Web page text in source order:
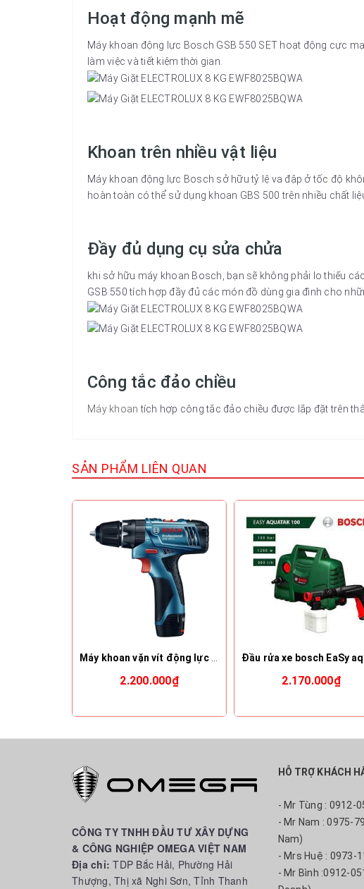
Hoạt động mạnh mẽ
Máy khoan động lực Bosch GSB 550 SET hoạt động cực
làm việc và tiết kiệm thời gian.
Khoan trên nhiều vật liệu
Máy khoan động lực Bosch sở hữu tỷ lệ va đập ở tốc độ
hoàn toàn có thể sử dụng khoan GBS 500 trên nhiều chất
Đầy đủ dụng cụ sửa chửa
khi sở hữu máy khoan Bosch, bạn sẽ không phải lo thiếu
GSB 550 tích hợp đầy đủ các món đồ dùng gia đình cho
Công tắc đảo chiều
Máy khoan tích hợp công tắc đảo chiều được lắp đặt trên
SẢN PHẨM LIÊN QUAN
Máy khoan vặn vít động lực dùng pin Bosch GSB 120-LI
2.200.000₫ 2.170.000₫
CÔNG TY TNHH ĐẦU TƯ XÂY DỰNG
& CÔNG NGHIỆP OMEGA VIỆT NAM
Địa chỉ:TDP Bắc Hải, Phường Hải
Thượng, Thị xã Nghi Sơn, Tỉnh Thanh
HỖ TRỢ KHÁCH
- Mr Tùng : 0912-
- Mr Nam : 0975-
Nam)
- Mrs Huệ : 0973-
- Mr Bình :0912-